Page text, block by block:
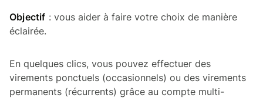
Objectif : vous aider à faire votre choix de manière
éclairée.
En quelques clics, vous pouvez effectuer des
virements ponctuels (occasionnels) ou des virements
permanents (récurrents) grâce au compte multi-